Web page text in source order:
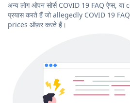
अन्य लोग ओपन सोर्स COVID 19 FAQ ऐप्स,
प्रयास करते हैं जो allegedly COVID 19
prices ऑफ़र करते हैं।